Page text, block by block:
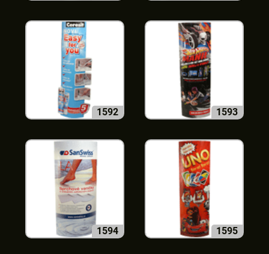
1592 1593
1594 1595